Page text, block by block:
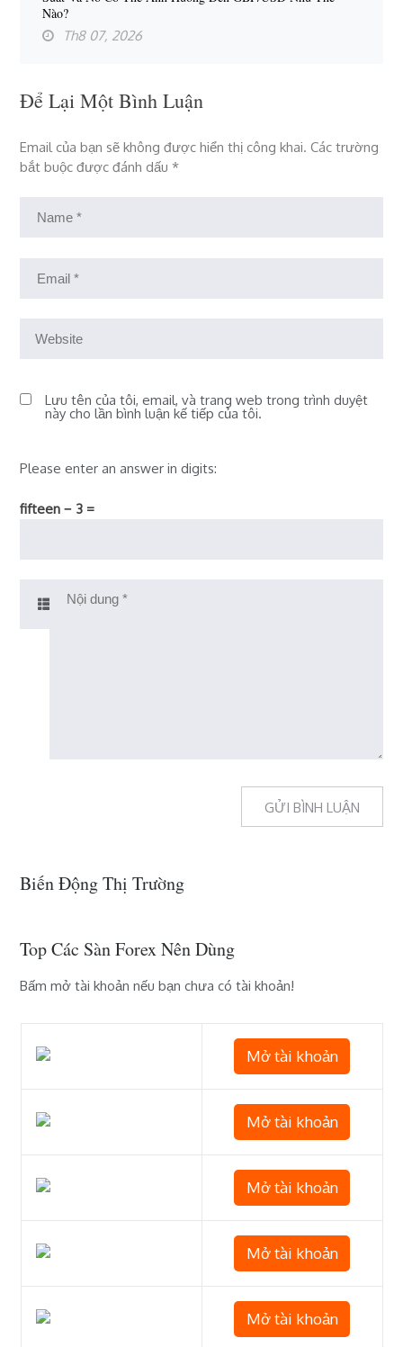
Nào?
Th8 07, 2026
Để Lại Một Bình Luận
Email của bạn sẽ không được hiển thị công khai. Các trường
bắt buộc được đánh dấu*
Lưu tên của tôi, email, và trang web trong trình duyệt
này cho lần bình luận kế tiếp của tôi.
Please enter an answer in digits:
fifteen − 3 =
Biến Động Thị Trường
Top Các Sàn Forex Nên Dùng
Bấm mở tài khoản nếu bạn chưa có tài khoản!
Mở tài khoản
Mở tài khoản
Mở tài khoản
Mở tài khoản
Mở tài khoản